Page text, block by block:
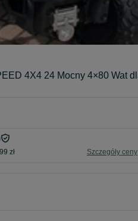
4X4 24 Mocny 4×80 Wat
zł Szczegóły ceny